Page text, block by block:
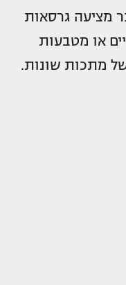
מציעה גרסאות
או מטבעות
של מתכות שונות.